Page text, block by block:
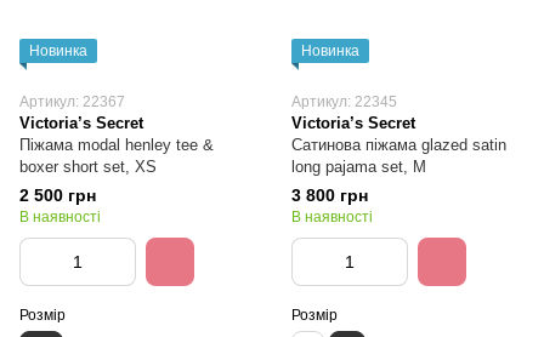
Новинка
Артикул: 22367
Victoria’s Secret
Піжама modal henley tee &
boxer short set, XS
2 500 грн
В наявності
Розмір
Новинка
Артикул: 22345
Victoria’s Secret
Сатинова піжама glazed satin
long pajama set, M
3 800 грн
В наявності
Розмір